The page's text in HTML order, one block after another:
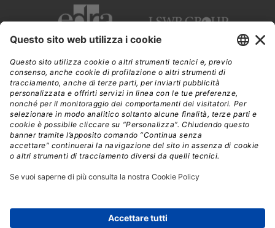
CWI è una testata giornalistica diEdra Edizioni s.r.l.
Direzione, amministrazione, redazione, pubblicità
Viale Enrico Forlanini 21 - 20134 Milano
Tel. +39 02 881841
C.F./P IVA 13002100157
www.edraedizioni.it|Privacy
Follow Us